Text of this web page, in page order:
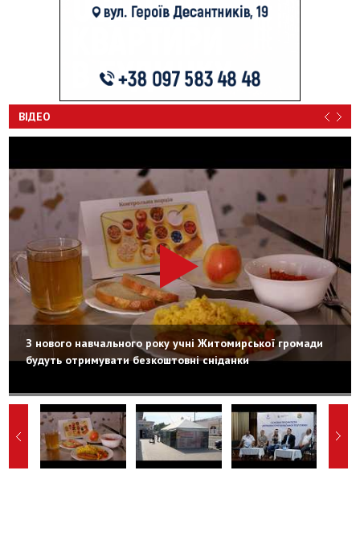
ВІДЕО
З нового навчального року учні Житомирської громади
будуть отримувати безкоштовні сніданки